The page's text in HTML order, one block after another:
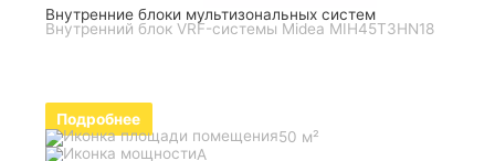
Внутренние блоки мультизональных систем
Внутренний блок VRF-системы Midea MIH45T3HN18
Подробнее
50 м²
A